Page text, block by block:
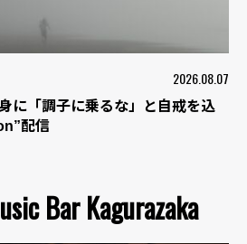
2026.08.07
に「調子に乗るな」と自戒を込
配信
Bar Kagurazaka